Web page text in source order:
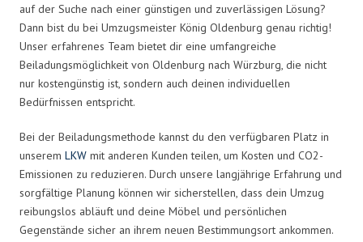
auf der Suche nach einer günstigen und zuverlässigen Lösung?
Dann bist du bei Umzugsmeister König Oldenburg genau richtig!
Unser erfahrenes Team bietet dir eine umfangreiche
Beiladungsmöglichkeit von Oldenburg nach Würzburg, die nicht
nur kostengünstig ist, sondern auch deinen individuellen
Bedürfnissen entspricht.
Bei der Beiladungsmethode kannst du den verfügbaren Platz in
unserem LKW mit anderen Kunden teilen, um Kosten und CO2-
Emissionen zu reduzieren. Durch unsere langjährige Erfahrung und
sorgfältige Planung können wir sicherstellen, dass dein Umzug
reibungslos abläuft und deine Möbel und persönlichen
Gegenstände sicher an ihrem neuen Bestimmungsort ankommen.